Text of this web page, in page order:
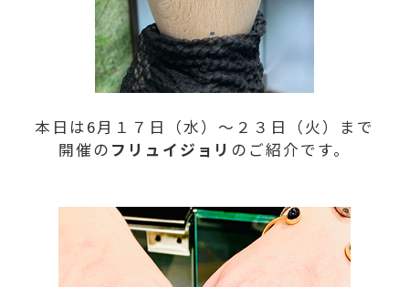
本日は6月１７日（水）～２３日（火）まで
開催の フリュイジョリ のご紹介です。